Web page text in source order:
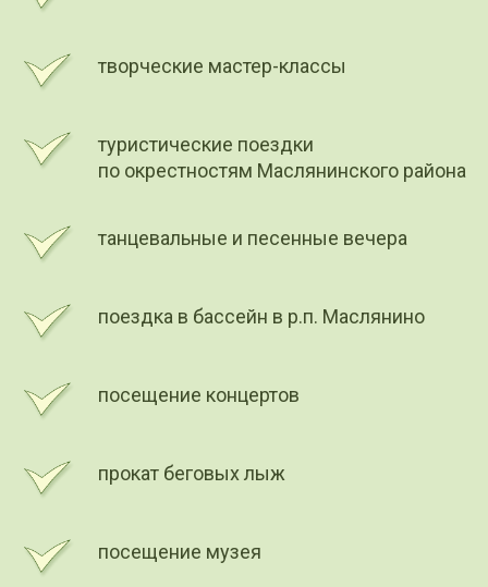
творческие мастер-классы
туристические поездки
по окрестностям Маслянинского района
танцевальные и песенные вечера
поездка в бассейн в р.п. Маслянино
посещение концертов
прокат беговых лыж
посещение музея